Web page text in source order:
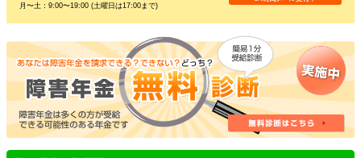
月〜土：9:00〜19:00 (土曜日は17:00まで)